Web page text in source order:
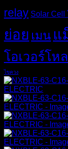
relay Solar Cell
ย่อย เมน แ
โอเวอร์โห
ไขควง